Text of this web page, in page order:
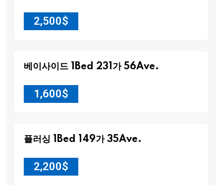
2,500$
베이사이드 1Bed 231가 56Ave.
1,600$
플러싱 1Bed 149가 35Ave.
2,200$